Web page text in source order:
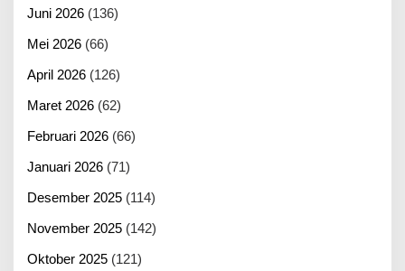
Juni 2026 (136)
Mei 2026 (66)
April 2026 (126)
Maret 2026 (62)
Februari 2026 (66)
Januari 2026 (71)
Desember 2025 (114)
November 2025 (142)
Oktober 2025 (121)